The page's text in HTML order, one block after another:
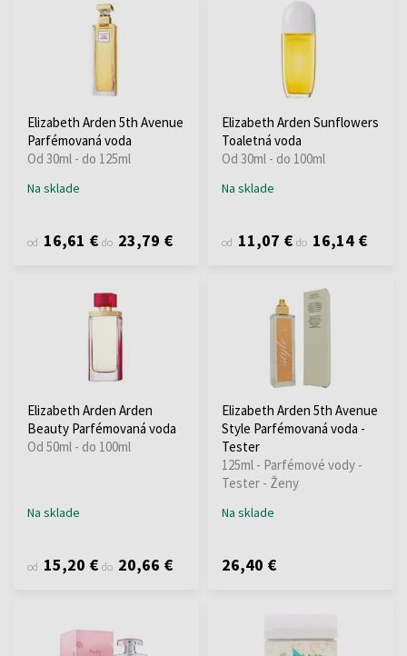
Elizabeth Arden 5th Avenue
Parfémovaná voda
Od 30ml - do 125ml
Na sklade
od 16,61 € do 23,79 €
Elizabeth Arden Sunflowers
Toaletná voda
Od 30ml - do 100ml
Na sklade
od 11,07 € do 16,14 €
Elizabeth Arden Arden
Beauty Parfémovaná voda
Od 50ml - do 100ml
Na sklade
od 15,20 € do 20,66 €
Elizabeth Arden 5th Avenue
Style Parfémovaná voda -
Tester
125ml - Parfémové vody -
Tester - Ženy
Na sklade
26,40 €